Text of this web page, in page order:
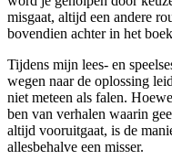
misgaat, altijd een andere
bovendien achter in het
Tijdens mijn lees- en
wegen naar de oplossing
niet meteen als falen.
ben van verhalen waarin
altijd vooruitgaat, is de
allesbehalve een misser.